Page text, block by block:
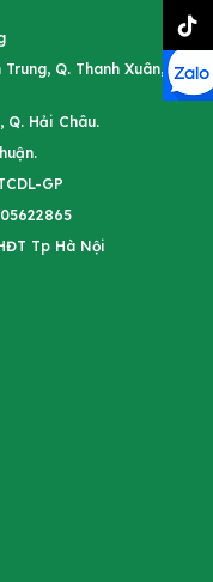
Q. Thanh Xuân, Hà
Q. Hải Châu.
GP
Tp Hà Nội